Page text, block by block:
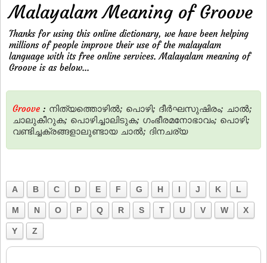
Malayalam Meaning of Groove
Thanks for using this online dictionary, we have been helping
millions of people improve their use of the malayalam
language with its free online services. Malayalam meaning of
Groove is as below...
Groove : നിത്യത്തൊഴില്‍; പൊഴി; ദീര്‍ഘസുഷിരം; ചാല്‍;
ചാലുകീറുക; പൊഴിച്ചാലിടുക; ഗംഭീരമനോഭാവം; പൊഴി;
വണ്ടിച്ചക്രങ്ങളാലുണ്ടായ ചാല്‍; ദിനചര്യ
A B C D E F G H I J K L
M N O P Q R S T U V W X
Y Z